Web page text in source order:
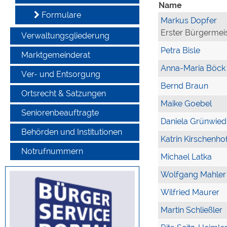
Formulare
Verwaltungsgliederung
Marktgemeinderat
Ver- und Entsorgung
Ortsrecht & Satzungen
Seniorenbeauftragte
Behörden und Institutionen
Notrufnummern
Name
Markus Dopfer
Erster
Petra Bisle
Anna-Maria Böck
Bernd Braun
Maike Goebel
Daniela Grünwied
Katrin
Michael Latka
Wolfgang Mahler
Wilfried Maurer
Martin Schließler